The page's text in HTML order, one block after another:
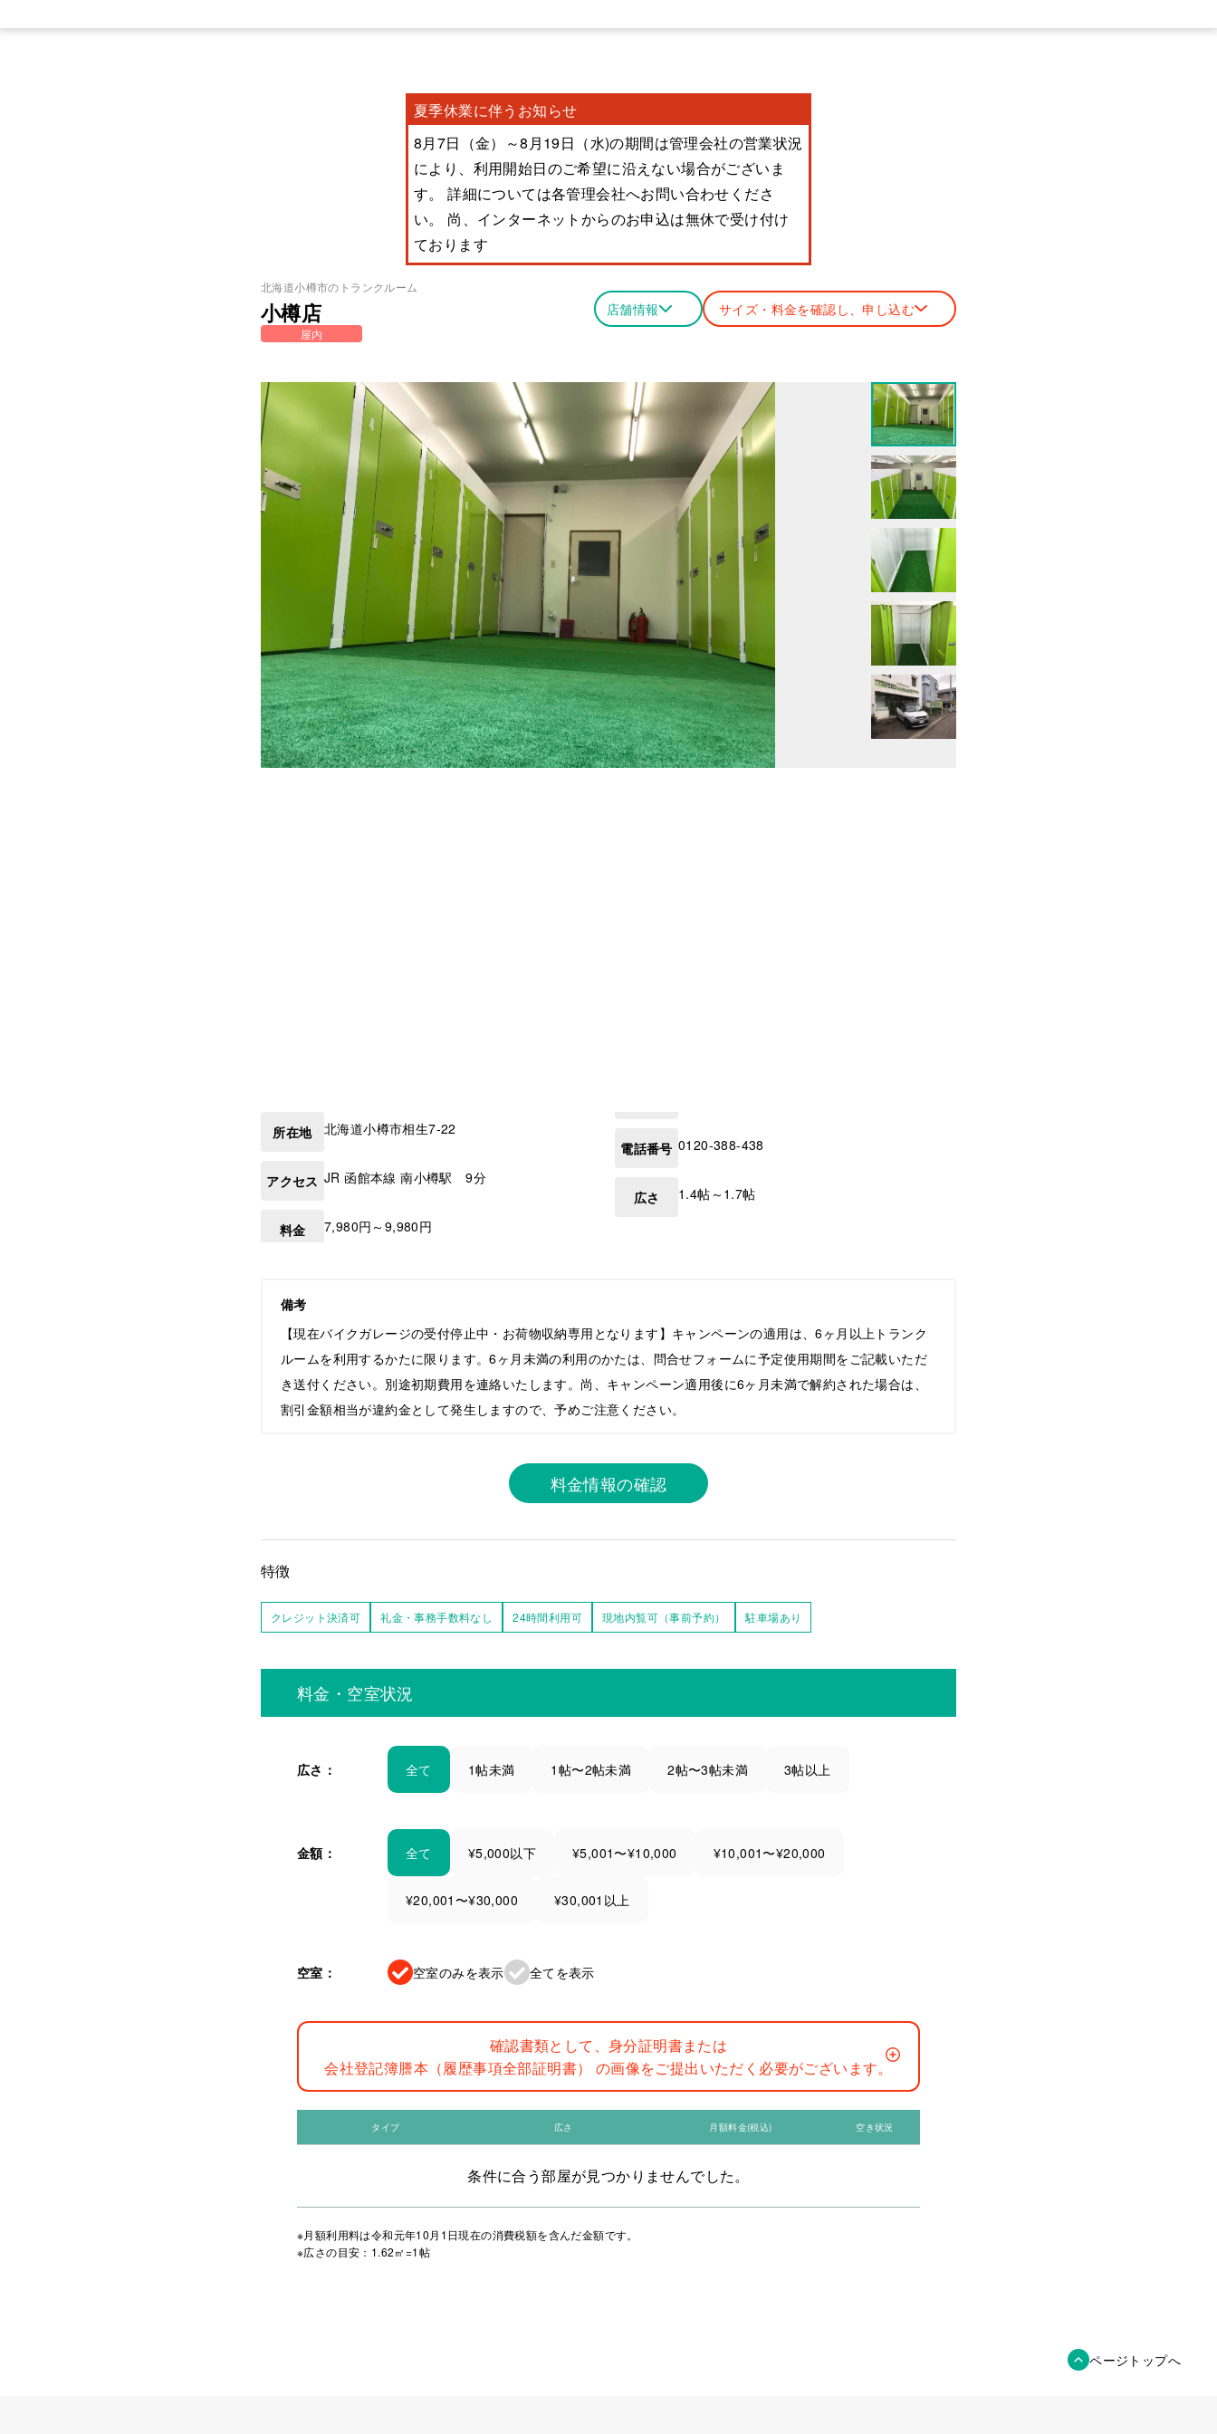
夏季休業に伴うお知らせ
8月7日（金）～8月19日（水)の期間は管理会社の営業状況
により、利用開始日のご希望に沿えない場合がございま
す。 詳細については各管理会社へお問い合わせくださ
い。 尚、インターネットからのお申込は無休で受け付け
ております
北海道小樽市のトランクルーム
小樽店
屋内
店舗情報 サイズ・料金を確認し、申し込む
所在地 北海道小樽市相生7-22
アクセス JR 函館本線 南小樽駅 9分
料金 7,980円～9,980円
電話番号 0120-388-438
広さ 1.4帖～1.7帖
備考
【現在バイクガレージの受付停止中・お荷物収納専用となります】キャンペーンの適用は、6ヶ月以上トランク
ルームを利用するかたに限ります。6ヶ月未満の利用のかたは、問合せフォームに予定使用期間をご記載いただ
き送付ください。別途初期費用を連絡いたします。尚、キャンペーン適用後に6ヶ月未満で解約された場合は、
割引金額相当が違約金として発生しますので、予めご注意ください。
料金情報の確認
特徴
クレジット決済可 礼金・事務手数料なし 24時間利用可 現地内覧可（事前予約） 駐車場あり
料金・空室状況
広さ： 全て 1帖未満 1帖〜2帖未満 2帖〜3帖未満 3帖以上
金額： 全て ¥5,000以下 ¥5,001〜¥10,000 ¥10,001〜¥20,000
¥20,001〜¥30,000 ¥30,001以上
空室： 空室のみを表示 全てを表示
確認書類として、身分証明書または
会社登記簿謄本（履歴事項全部証明書） の画像をご提出いただく必要がございます。
タイプ 広さ 月額料金(税込) 空き状況
条件に合う部屋が見つかりませんでした。
※月額利用料は令和元年10月1日現在の消費税額を含んだ金額です。
※広さの目安：1.62㎡=1帖
ページトップへ